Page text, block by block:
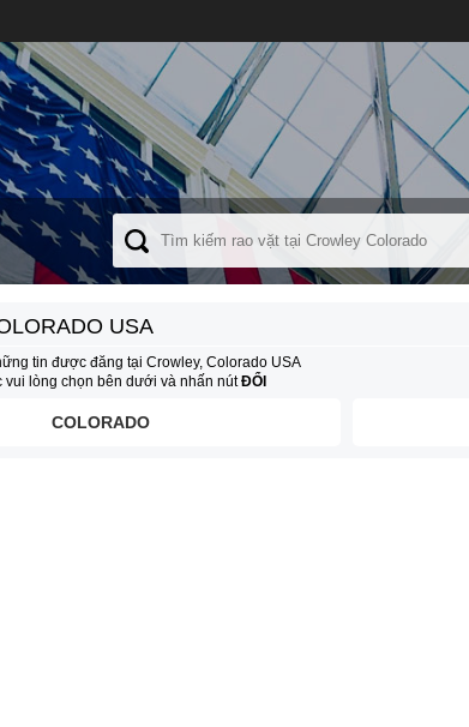
USA
tin được đăng tại Crowley, Colorado USA
vui lòng chọn bên dưới và nhấn nútĐỔI
COLORADO